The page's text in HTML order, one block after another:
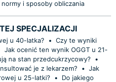
i sposoby obliczania
SPECJALIZACJI
u 40-latka? • Czy te wyniki
Jak ocenić ten wynik OGGT u 21-
na stan przedcukrzycowy?
•
je z lekarzem?
• Jak
u 25-latki?
•
Do jakiego